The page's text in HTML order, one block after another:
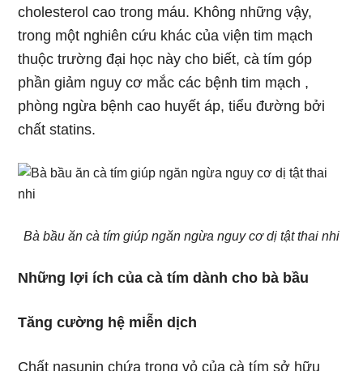
cholesterol cao trong máu. Không những vậy,
trong một nghiên cứu khác của viện tim mạch
thuộc trường đại học này cho biết, cà tím góp
phần giảm nguy cơ mắc các bệnh tim mạch ,
phòng ngừa bệnh cao huyết áp, tiểu đường bởi
chất statins.
Bà bầu ăn cà tím giúp ngăn ngừa nguy cơ dị tật thai nhi
Những lợi ích của cà tím dành cho bà bầu
Tăng cường hệ miễn dịch
Chất nasunin chứa trong vỏ của cà tím sở hữu